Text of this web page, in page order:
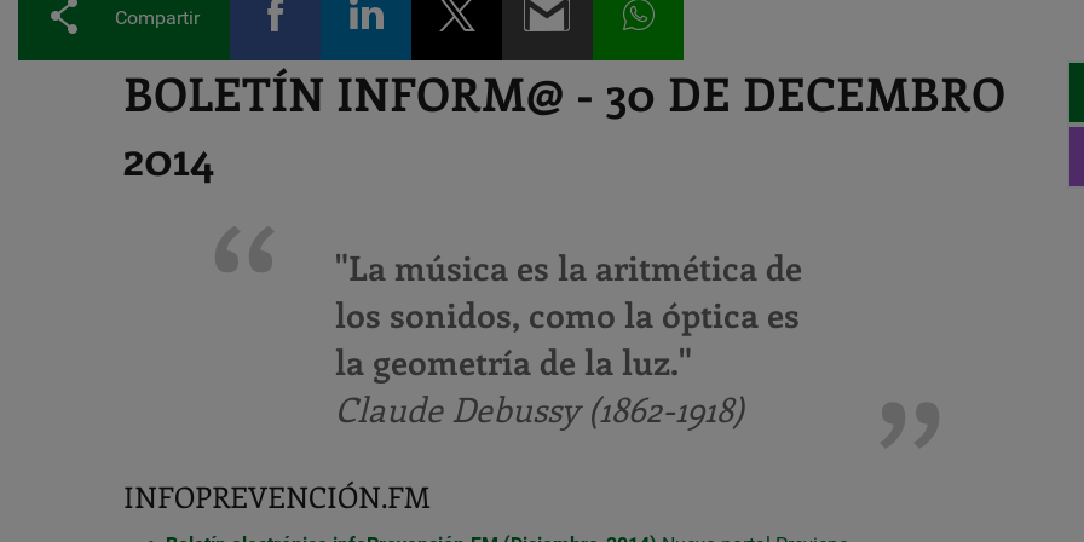
Compartir
BOLETÍN INFORM@ - 30 DE DECEMBRO
2014
"La música es la aritmética de
los sonidos, como la óptica es
la geometría de la luz."
Claude Debussy (1862-1918)
INFOPREVENCIÓN.FM